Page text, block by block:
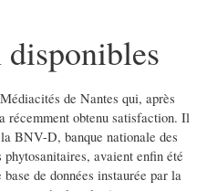
de Nantes qui, après
récemment obtenu satisfaction. Il
BNV-D, banque nationale des
avaient enfin été
de données instaurée par la